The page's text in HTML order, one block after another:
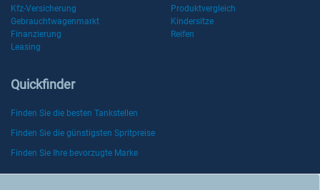
Kfz-Versicherung
Produktvergleich
Gebrauchtwagenmarkt
Kindersitze
Finanzierung
Reifen
Leasing
Quickfinder
Finden Sie die besten Tankstellen
Finden Sie die günstigsten Spritpreise
Finden Sie Ihre bevorzugte Marke